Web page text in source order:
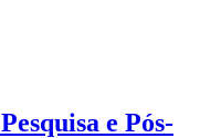
e Pós-